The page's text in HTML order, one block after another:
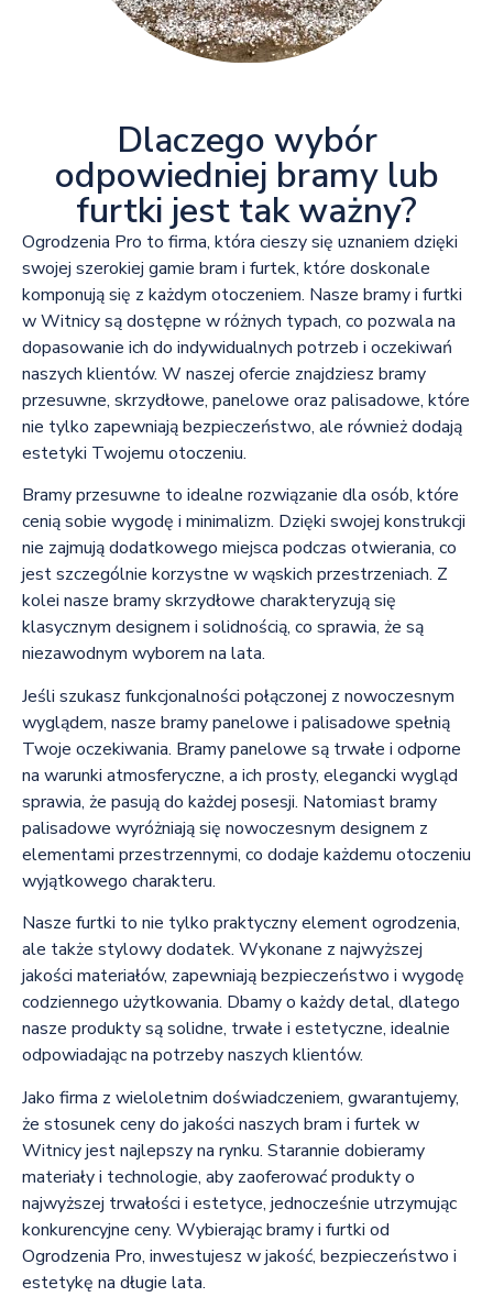
Dlaczego wybór
odpowiedniej bramy lub
furtki jest tak ważny?
Ogrodzenia Pro to firma, która cieszy się uznaniem dzięki
swojej szerokiej gamie bram i furtek, które doskonale
komponują się z każdym otoczeniem. Nasze bramy i furtki
w Witnicy są dostępne w różnych typach, co pozwala na
dopasowanie ich do indywidualnych potrzeb i oczekiwań
naszych klientów. W naszej ofercie znajdziesz bramy
przesuwne, skrzydłowe, panelowe oraz palisadowe, które
nie tylko zapewniają bezpieczeństwo, ale również dodają
estetyki Twojemu otoczeniu.
Bramy przesuwne to idealne rozwiązanie dla osób, które
cenią sobie wygodę i minimalizm. Dzięki swojej konstrukcji
nie zajmują dodatkowego miejsca podczas otwierania, co
jest szczególnie korzystne w wąskich przestrzeniach. Z
kolei nasze bramy skrzydłowe charakteryzują się
klasycznym designem i solidnością, co sprawia, że są
niezawodnym wyborem na lata.
Jeśli szukasz funkcjonalności połączonej z nowoczesnym
wyglądem, nasze bramy panelowe i palisadowe spełnią
Twoje oczekiwania. Bramy panelowe są trwałe i odporne
na warunki atmosferyczne, a ich prosty, elegancki wygląd
sprawia, że pasują do każdej posesji. Natomiast bramy
palisadowe wyróżniają się nowoczesnym designem z
elementami przestrzennymi, co dodaje każdemu otoczeniu
wyjątkowego charakteru.
Nasze furtki to nie tylko praktyczny element ogrodzenia,
ale także stylowy dodatek. Wykonane z najwyższej
jakości materiałów, zapewniają bezpieczeństwo i wygodę
codziennego użytkowania. Dbamy o każdy detal, dlatego
nasze produkty są solidne, trwałe i estetyczne, idealnie
odpowiadając na potrzeby naszych klientów.
Jako firma z wieloletnim doświadczeniem, gwarantujemy,
że stosunek ceny do jakości naszych bram i furtek w
Witnicy jest najlepszy na rynku. Starannie dobieramy
materiały i technologie, aby zaoferować produkty o
najwyższej trwałości i estetyce, jednocześnie utrzymując
konkurencyjne ceny. Wybierając bramy i furtki od
Ogrodzenia Pro, inwestujesz w jakość, bezpieczeństwo i
estetykę na długie lata.